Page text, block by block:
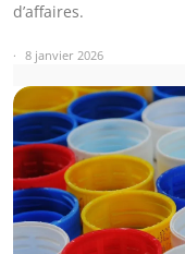
d’affaires.
8 janvier 2026